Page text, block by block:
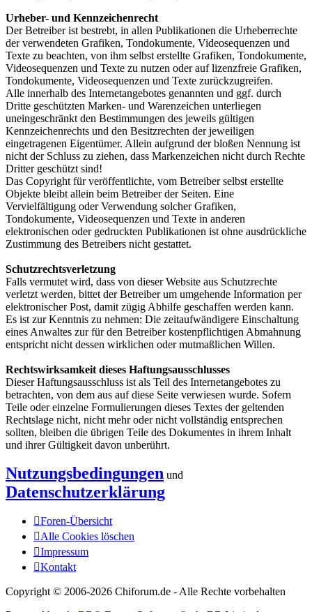
Urheber- und Kennzeichenrecht
Der Betreiber ist bestrebt, in allen Publikationen die Urheberrechte
der verwendeten Grafiken, Tondokumente, Videosequenzen und
Texte zu beachten, von ihm selbst erstellte Grafiken, Tondokumente,
Videosequenzen und Texte zu nutzen oder auf lizenzfreie Grafiken,
Tondokumente, Videosequenzen und Texte zurückzugreifen.
Alle innerhalb des Internetangebotes genannten und ggf. durch
Dritte geschützten Marken- und Warenzeichen unterliegen
uneingeschränkt den Bestimmungen des jeweils gültigen
Kennzeichenrechts und den Besitzrechten der jeweiligen
eingetragenen Eigentümer. Allein aufgrund der bloßen Nennung ist
nicht der Schluss zu ziehen, dass Markenzeichen nicht durch Rechte
Dritter geschützt sind!
Das Copyright für veröffentlichte, vom Betreiber selbst erstellte
Objekte bleibt allein beim Betreiber der Seiten. Eine
Vervielfältigung oder Verwendung solcher Grafiken,
Tondokumente, Videosequenzen und Texte in anderen
elektronischen oder gedruckten Publikationen ist ohne ausdrückliche
Zustimmung des Betreibers nicht gestattet.
Schutzrechtsverletzung
Falls vermutet wird, dass von dieser Website aus Schutzrechte
verletzt werden, bittet der Betreiber um umgehende Information per
elektronischer Post, damit zügig Abhilfe geschaffen werden kann.
Es ist zur Kenntnis zu nehmen: Die zeitaufwändigere Einschaltung
eines Anwaltes zur für den Betreiber kostenpflichtigen Abmahnung
entspricht nicht dessen wirklichen oder mutmaßlichen Willen.
Rechtswirksamkeit dieses Haftungsausschlusses
Dieser Haftungsausschluss ist als Teil des Internetangebotes zu
betrachten, von dem aus auf diese Seite verwiesen wurde. Sofern
Teile oder einzelne Formulierungen dieses Textes der geltenden
Rechtslage nicht, nicht mehr oder nicht vollständig entsprechen
sollten, bleiben die übrigen Teile des Dokumentes in ihrem Inhalt
und ihrer Gültigkeit davon unberührt.
Nutzungsbedingungen und
Datenschutzerklärung
Foren-Übersicht
Alle Cookies löschen
Impressum
Kontakt
Copyright © 2006-2026 Chiforum.de - Alle Rechte vorbehalten